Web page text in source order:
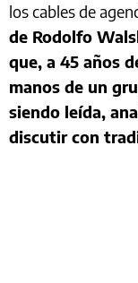
los cables de
de Rodolfo
que, a 45 años
manos de un
siendo leída,
discutir con